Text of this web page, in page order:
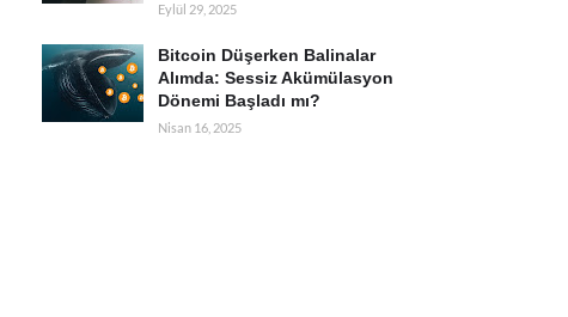
Eylül 29, 2025
Bitcoin Düşerken Balinalar
Alımda: Sessiz Akümülasyon
Dönemi Başladı mı?
Nisan 16, 2025